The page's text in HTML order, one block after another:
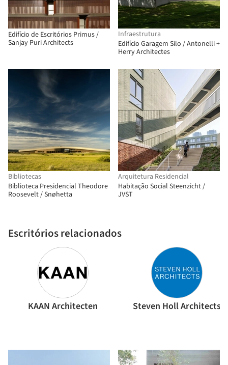
Edifício de Escritórios Primus /
Sanjay Puri Architects
Infraestrutura
Edifício Garagem Silo / Antonelli +
Herry Architectes
Bibliotecas
Biblioteca Presidencial Theodore
Roosevelt / Snøhetta
Escritórios relacionados
KAAN Architecten Steven Holl Architects
Arquitetura Residencial
Habitação Social Steenzicht /
JVST